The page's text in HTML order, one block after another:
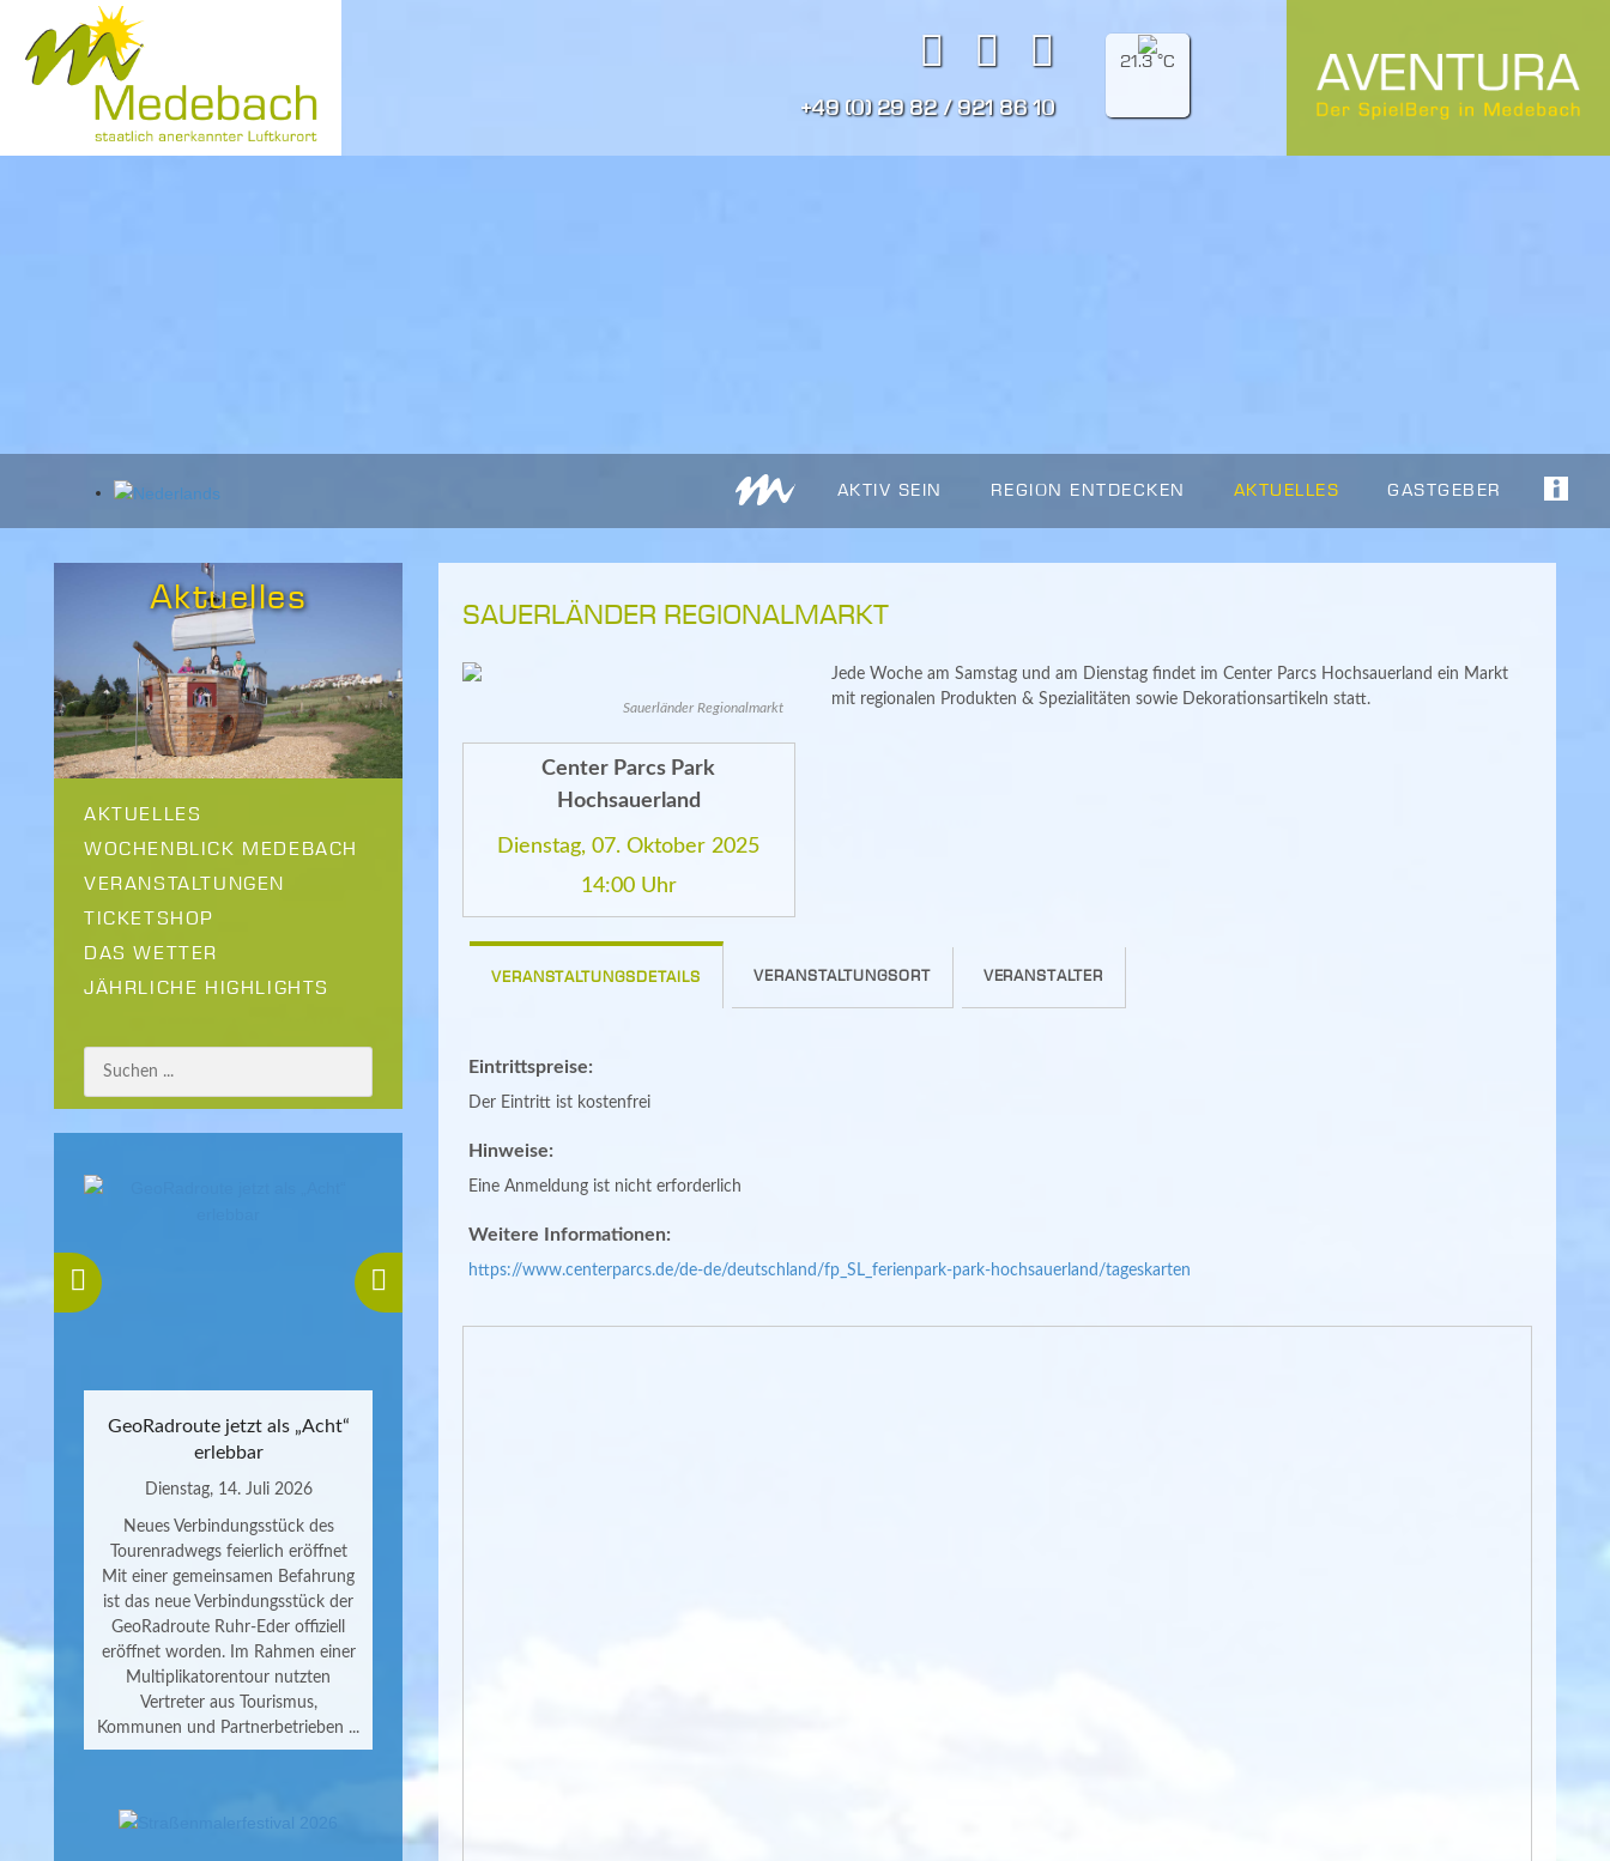
+49 (0) 29 82 / 921 86 10
21.3 °C
AKTIV SEIN REGION ENTDECKEN AKTUELLES GASTGEBER
Aktuelles
AKTUELLES
WOCHENBLICK MEDEBACH
VERANSTALTUNGEN
TICKETSHOP
DAS WETTER
JÄHRLICHE HIGHLIGHTS
GeoRadroute jetzt als „Acht“
erlebbar
Dienstag, 14. Juli 2026
Neues Verbindungsstück des
Tourenradwegs feierlich eröffnet
Mit einer gemeinsamen Befahrung
ist das neue Verbindungsstück der
GeoRadroute Ruhr-Eder offiziell
eröffnet worden. Im Rahmen einer
Multiplikatorentour nutzten
Vertreter aus Tourismus,
Kommunen und Partnerbetrieben ...
SAUERLÄNDER REGIONALMARKT
Sauerländer Regionalmarkt
Center Parcs Park
Hochsauerland
Dienstag, 07. Oktober 2025
14:00 Uhr
Jede Woche am Samstag und am Dienstag findet im Center Parcs Hochsauerland ein Markt
mit regionalen Produkten & Spezialitäten sowie Dekorationsartikeln statt.
VERANSTALTUNGSDETAILS VERANSTALTUNGSORT VERANSTALTER
Eintrittspreise:
Der Eintritt ist kostenfrei
Hinweise:
Eine Anmeldung ist nicht erforderlich
Weitere Informationen:
https://www.centerparcs.de/de-de/deutschland/fp_SL_ferienpark-park-hochsauerland/tageskarten